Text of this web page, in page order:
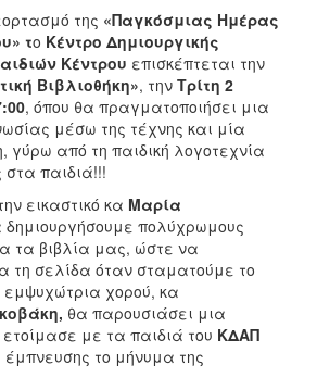
της «Παγκόσμιας Ημέρας
το Κέντρο Δημιουργικής
Κέντρου επισκέπτεται την
Βιβλιοθήκη», την Τρίτη 2
, όπου θα πραγματοποιήσει μια
μέσω της τέχνης και μία
γύρω από τη παιδική λογοτεχνία
παιδιά!!!
εικαστικό κα Μαρία
δημιουργήσουμε πολύχρωμους
τα βιβλία μας, ώστε να
τη σελίδα όταν σταματούμε το
χορού, κα
θα παρουσιάσει μια
με τα παιδιά του ΚΔΑΠ
έμπνευσης το μήνυμα της